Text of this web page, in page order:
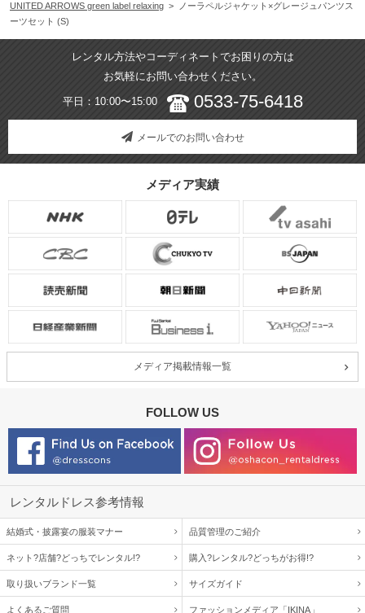
UNITED ARROWS green label relaxing > ノーラペルジャケット×グレージュパンツス
ーツセット (S)
レンタル方法やコーディネートでお困りの方は
お気軽にお問い合わせください。
平日：10:00〜15:00 0533-75-6418
メールでのお問い合わせ
メディア実績
メディア掲載情報一覧
FOLLOW US
レンタルドレス参考情報
結婚式・披露宴の服装マナー 品質管理のご紹介
ネット?店舗?どっちでレンタル!? 購入?レンタル?どっちがお得!?
取り扱いブランド一覧 サイズガイド
よくあるご質問 ファッションメディア「IKINA」